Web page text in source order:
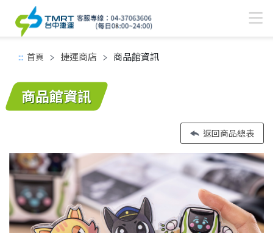
::: 中間主要內容區
首頁 捷運商店 商品館資訊
商品館資訊
返回商品總表